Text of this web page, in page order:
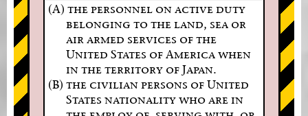
(A) the personnel on active duty
belonging to the land, sea or
air armed services of the
United States of America when
in the territory of Japan.
(B) the civilian persons of United
States nationality who are in